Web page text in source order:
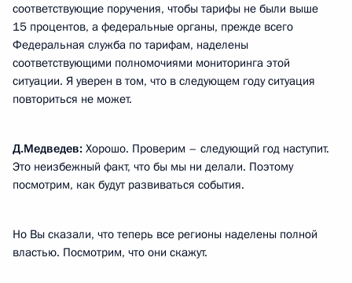
соответствующие поручения, чтобы тарифы не были выше
15 процентов, а федеральные органы, прежде всего
Федеральная служба по тарифам, наделены
соответствующими полномочиями мониторинга этой
ситуации. Я уверен в том, что в следующем году ситуация
повториться не может.
Д.Медведев: Хорошо. Проверим – следующий год наступит.
Это неизбежный факт, что бы мы ни делали. Поэтому
посмотрим, как будут развиваться события.
Но Вы сказали, что теперь все регионы наделены полной
властью. Посмотрим, что они скажут.